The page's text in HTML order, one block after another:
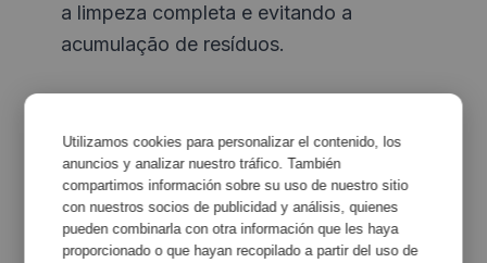
a limpeza completa e evitando a
acumulação de resíduos.
Características Maximizar
Utilizamos cookies para personalizar el contenido, los
anuncios y analizar nuestro tráfico. También
compartimos información sobre su uso de nuestro sitio
con nuestros socios de publicidad y análisis, quienes
pueden combinarla con otra información que les haya
proporcionado o que hayan recopilado a partir del uso de